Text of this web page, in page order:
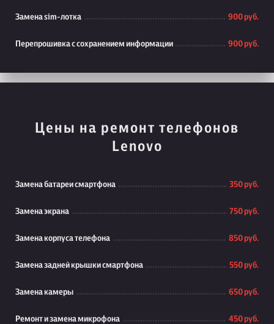
Замена sim-лотка 900 руб.
Перепрошивка с сохранением информации 900 руб.
Цены на ремонт телефонов
Lenovo
Замена батареи смартфона 350 руб.
Замена экрана 750 руб.
Замена корпуса телефона 850 руб.
Замена задней крышки смартфона 550 руб.
Замена камеры 650 руб.
Ремонт и замена микрофона 450 руб.